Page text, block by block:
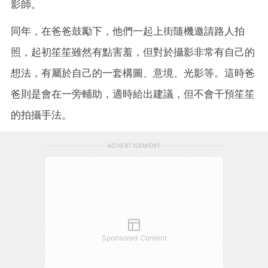
影師。
同年，在爸爸鼓勵下，他們一起上街隨機邀請路人拍
照，起初笙笙雖然有點害羞，但對於攝影非常有自己的
想法，有屬於自己的一套構圖、意境、光影等。這時爸
爸則是會在一旁輔助，適時給出建議，但不會干預笙笙
的拍攝手法。
ADVERTISEMENT
Sponsored Content